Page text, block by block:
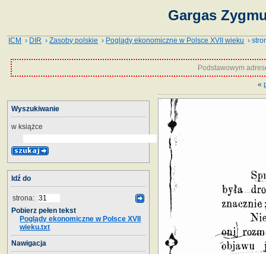
Gargas
ICM › DIR ›Zasoby polskie › Poglądy ekonomiczne w Polsce XVII wieku ›
Podstawowym
«
Wyszukiwanie
w książce
Idź do
strona:
Pobierz pełen tekst
Poglądy ekonomiczne w Polsce XVII
wieku.txt
Nawigacja